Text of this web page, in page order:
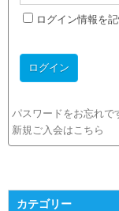
ログイン情報を
パスワードをお忘れで
新規ご入会はこちら
カテゴリー